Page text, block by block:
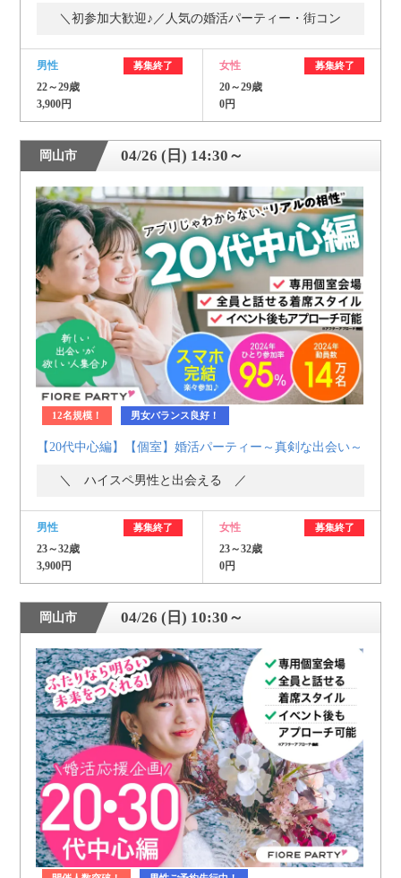
＼初参加大歓迎♪／人気の婚活パーティー・街コン
男性 募集終了
22～29歳
3,900円
女性 募集終了
20～29歳
0円
岡山市 04/26 (日) 14:30～
12名規模！ 男女バランス良好！
【20代中心編】【個室】婚活パーティー～真剣な出会い～
＼ ハイスペ男性と出会える ／
男性 募集終了
23～32歳
3,900円
女性 募集終了
23～32歳
0円
岡山市 04/26 (日) 10:30～